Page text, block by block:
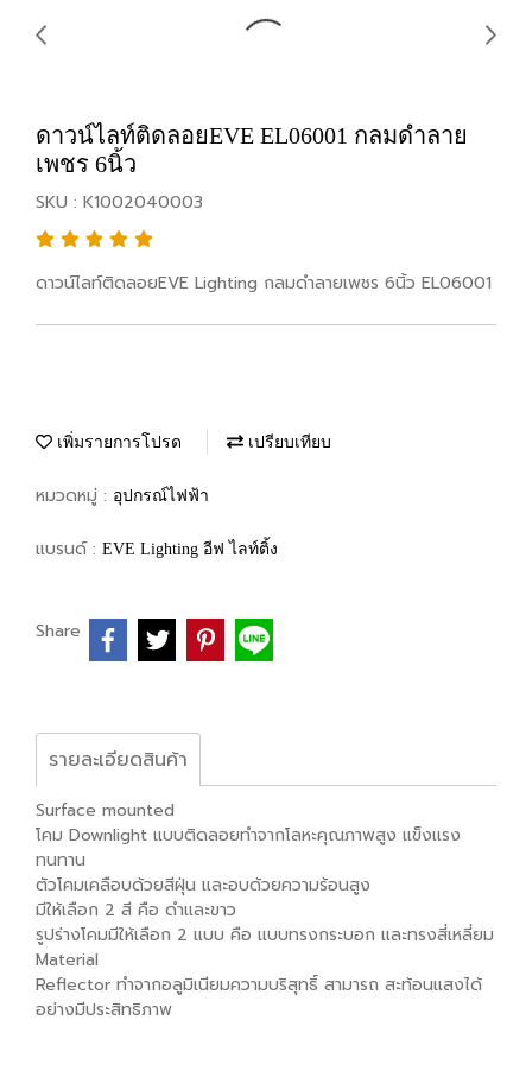
ดาวน์ไลท์ติดลอยEVE EL06001 กลมดำลาย
เพชร 6นิ้ว
SKU : K1002040003
ดาวน์ไลท์ติดลอยEVE Lighting กลมดำลายเพชร 6นิ้ว EL06001
เพิ่มรายการโปรด เปรียบเทียบ
หมวดหมู่ : อุปกรณ์ไฟฟ้า
แบรนด์ : EVE Lighting อีฟ ไลท์ติ้ง
Share
รายละเอียดสินค้า
Surface mounted
โคม Downlight แบบติดลอยทำจากโลหะคุณภาพสูง แข็งเเรง
ทนทาน
ตัวโคมเคลือบด้วยสีฝุ่น และอบด้วยความร้อนสูง
มีให้เลือก 2 สี คือ ดำเเละขาว
รูปร่างโคมมีให้เลือก 2 แบบ คือ แบบทรงกระบอก เเละทรงสี่เหลี่ยม
Material
Reflector ทำจากอลูมิเนียมความบริสุทธิ์ สามารถ สะท้อนแสงได้
อย่างมีประสิทธิภาพ